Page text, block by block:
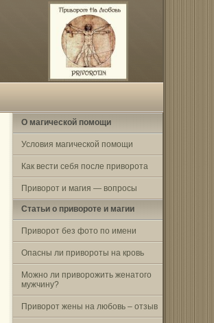
О магической помощи
Условия магической помощи
Как вести себя после приворота
Приворот и магия — вопросы
Статьи о привороте и магии
Приворот без фото по имени
Опасны ли привороты на кровь
Можно ли приворожить женатого
мужчину?
Приворот жены на любовь – отзыв